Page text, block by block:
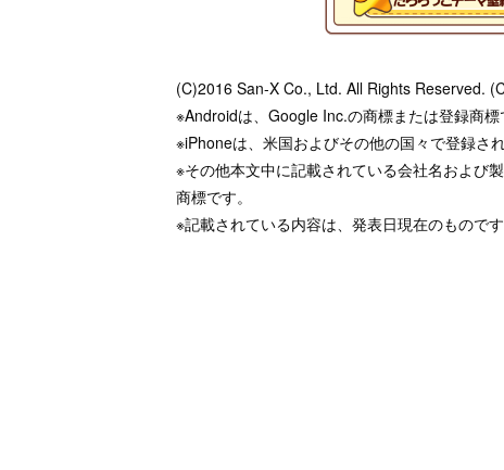
(C)2016 San-X Co., Ltd. All Rights Reserved.
※Androidは、Google Inc.の商標または登録商標
※iPhoneは、米国およびその他の国々で登録さ
※その他本文中に記載されている会社名および
商標です。
※記載されている内容は、発表日現在のもので